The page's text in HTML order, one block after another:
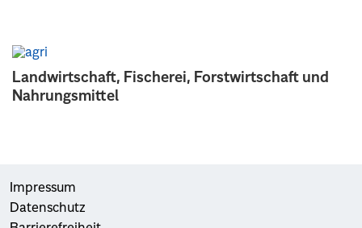
Landwirtschaft, Fischerei, Forstwirtschaft und
Nahrungsmittel
Impressum
Datenschutz